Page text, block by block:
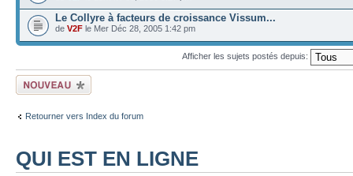
Le Collyre à facteurs de croissance Vissum...
de V2F le Mer Déc 28, 2005 1:42 pm
Afficher les sujets postés depuis:
Ecrire un nouveau
sujet
Retourner vers Index du forum
QUI EST EN LIGNE